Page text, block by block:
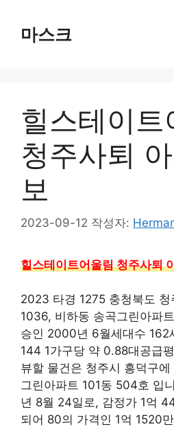
마스크
힐스테이트
청주사퇴
보
2023-09-12 작성자:
힐스테이트어울림 청주사퇴
2023 타경 1275 충청북도
1036, 비하동 송곡그린아파
승인 2000년 6월세대수 162
144 1가구당 약 0.88대공급
뷰할 물건은 청주시 흥덕구
그린아파트 101동 504호 입
년 8월 24일로, 감정가 1억
되어 80의 가격인 1억 1520